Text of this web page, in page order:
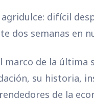
difícil
dos semanas en
marco de la
su historia,
de la